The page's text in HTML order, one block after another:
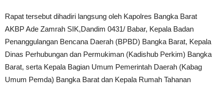
Rapat tersebut dihadiri langsung oleh Kapolres Bangka Barat
AKBP Ade Zamrah SIK,Dandim 0431/ Babar, Kepala Badan
Penanggulangan Bencana Daerah (BPBD) Bangka Barat, Kepala
Dinas Perhubungan dan Permukiman (Kadishub Perkim) Bangka
Barat, serta Kepala Bagian Umum Pemerintah Daerah (Kabag
Umum Pemda) Bangka Barat dan Kepala Rumah Tahanan